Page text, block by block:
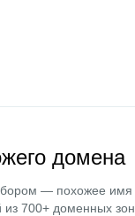
домена
— похожее имя
700+ доменных зон.